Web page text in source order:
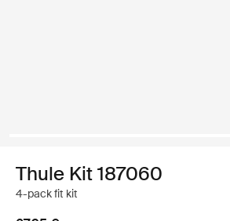
Thule Kit 187060
4-pack fit kit